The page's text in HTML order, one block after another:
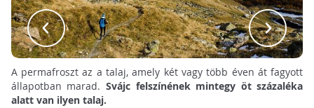
A permafroszt az a talaj, amely két vagy több éven át fagyott
állapotban marad. Svájc felszínének mintegy öt százaléka
alatt van ilyen talaj.